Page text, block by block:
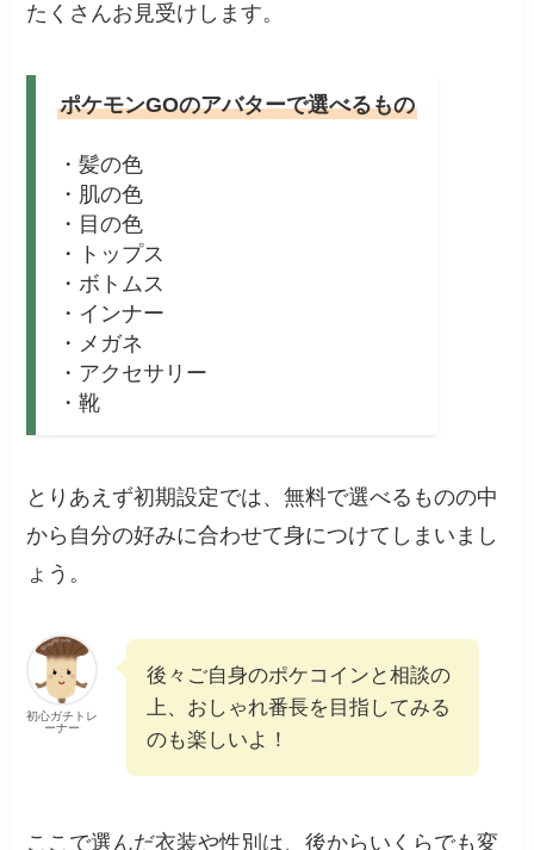
たくさんお見受けします。
ポケモンGOのアバターで選べるもの
・髪の色
・肌の色
・目の色
・トップス
・ボトムス
・インナー
・メガネ
・アクセサリー
・靴
とりあえず初期設定では、無料で選べるものの中
から自分の好みに合わせて身につけてしまいまし
ょう。
初心ガチトレ
ーナー
後々ご自身のポケコインと相談の
上、おしゃれ番長を目指してみる
のも楽しいよ！
ここで選んだ衣装や性別は、後からいくらでも変